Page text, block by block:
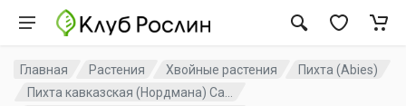
Главная Растения Хвойные растения
Пихта (Abies)
Пихта кавказская (Нордмана) Са...